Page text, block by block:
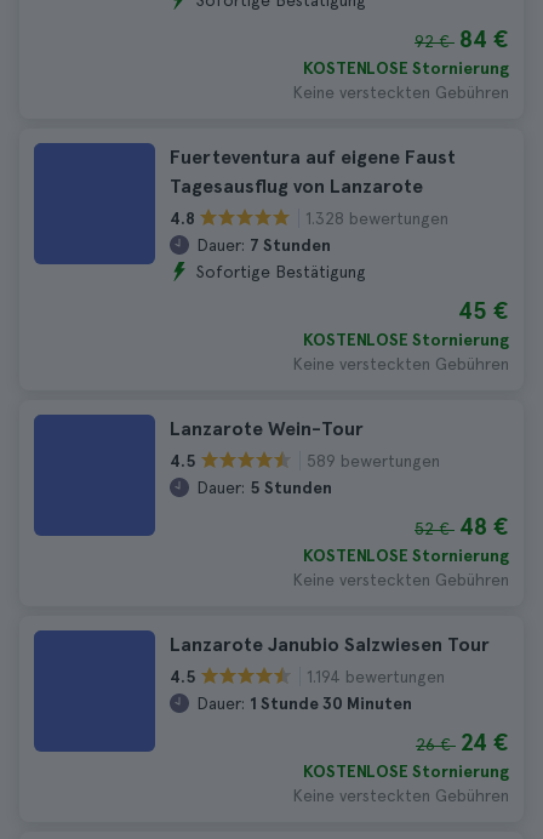
92 € 84 €
KOSTENLOSE Stornierung
Keine versteckten Gebühren
Fuerteventura auf eigene Faust
Tagesausflug von Lanzarote
4.8
1.328 bewertungen
Dauer: 7 Stunden
Sofortige Bestätigung
45 €
KOSTENLOSE Stornierung
Keine versteckten Gebühren
Lanzarote Wein-Tour
4.5
589 bewertungen
Dauer: 5 Stunden
52 € 48 €
KOSTENLOSE Stornierung
Keine versteckten Gebühren
Lanzarote Janubio Salzwiesen Tour
4.5
1.194 bewertungen
Dauer: 1 Stunde 30 Minuten
26 € 24 €
KOSTENLOSE Stornierung
Keine versteckten Gebühren